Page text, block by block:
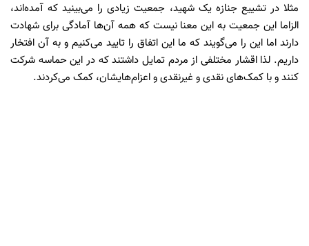
مثلا در تشییع جنازه یک شهید، جمعیت زیادی را می‌بینید که آمده‌اند،
الزاما این جمعیت به این معنا نیست که همه آن‌ها آمادگی برای شهادت
دارند اما این را می‌گویند که ما این اتفاق را تایید می‌کنیم و به آن افتخار
داریم. لذا اقشار مختلفی از مردم تمایل داشتند که در این حماسه شرکت
کنند و با کمک‌های نقدی و غیرنقدی و اعزام‌هایشان، کمک می‌کردند.